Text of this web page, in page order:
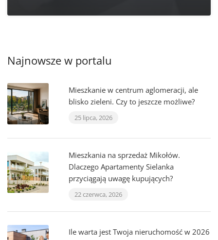
Najnowsze w portalu
Mieszkanie w centrum aglomeracji, ale
blisko zieleni. Czy to jeszcze możliwe?
25 lipca, 2026
Mieszkania na sprzedaż Mikołów.
Dlaczego Apartamenty Sielanka
przyciągają uwagę kupujących?
22 czerwca, 2026
Ile warta jest Twoja nieruchomość w 2026